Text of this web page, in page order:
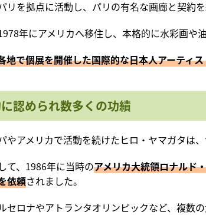
リを拠点に活動し、パリの有名な画廊と契約
年にアメリカへ移住し、本格的に水彩画や
地で個展を開催した国際的な日本人アーティ
認められ数多くの功績
やアメリカで活動を続けたヒロ・ヤマガタは
て、1986年に当時のアメリカ大統領ロナルド
依頼されました。
セロナやアトランタオリンピックなど、複数